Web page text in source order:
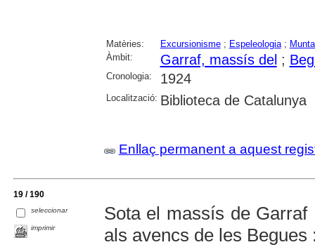
Matèries: Excursionisme; Espeleologia;
Àmbit:
Garraf, massís del ;
Cronologia: 1924
Localització: Biblioteca de Catalunya
Enllaç permanent a aquest
19 / 190
seleccionar
imprimir
Sota el massís de Garraf
als avencs de les Begues